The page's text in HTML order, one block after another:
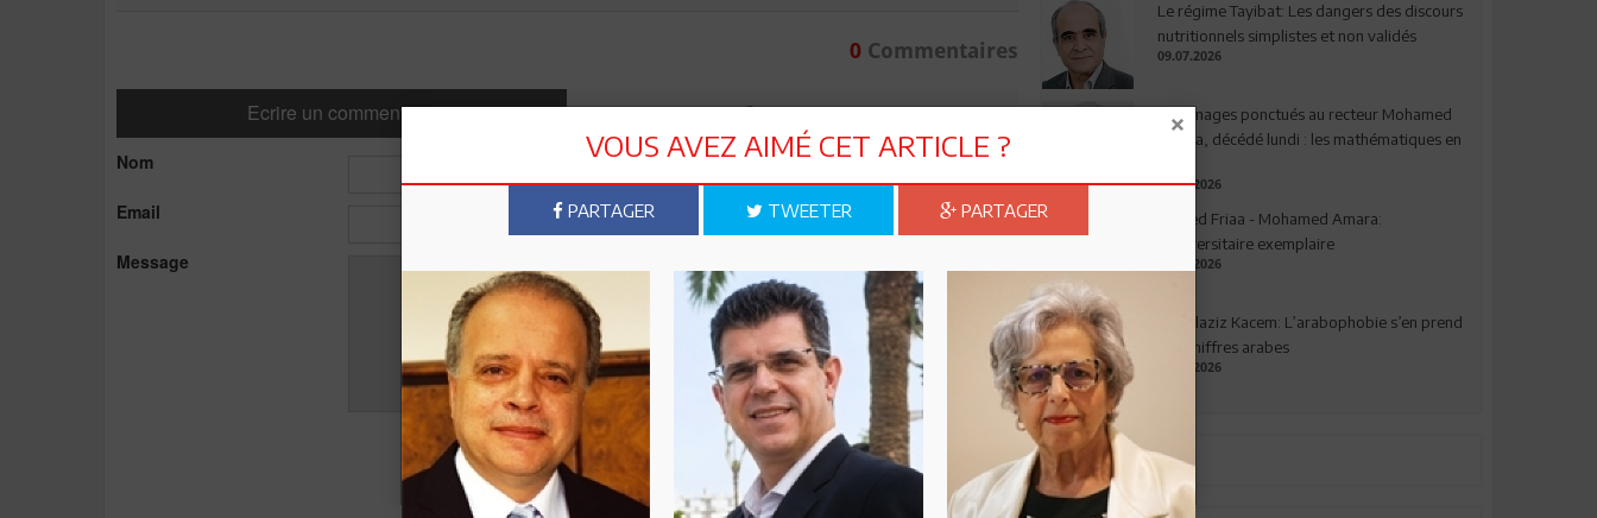
0Commentaires
Ecrire un commentaire Commenter
Nom
Email
Message
Le régime Tayibat: Les dangers des discours
nutritionnels simplistes et non validés
09.07.2026
Hommages ponctués au recteur Mohamed
Amara, décédé lundi : les mathématiques en
03.08.2026
Ahmed Friaa - Mohamed Amara:
l’Universitaire exemplaire
04.08.2026
Abdelaziz Kacem: L’arabophobie s’en prend
aux chiffres arabes
09.07.2026
VOUS AVEZ AIMÉ CET ARTICLE ?
PARTAGER TWEETER PARTAGER